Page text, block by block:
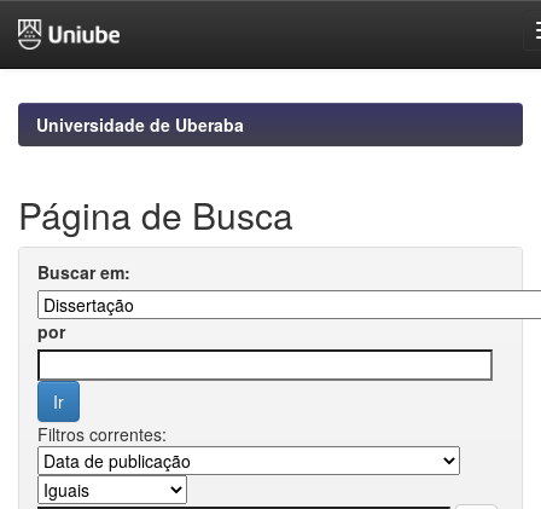
navigationUniversidade de Uberaba
Página de Busca
Buscar em:
por
Filtros correntes: